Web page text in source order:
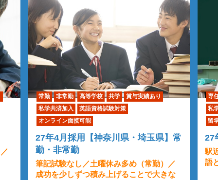
常勤 非常勤 高等学校 共学
賞与実績あり
私学共済加入
英語資格試験対策
オンライン面接可能
27年4月採用【神奈川県・埼玉県】常
勤・非常勤
筆記試験なし／土曜休み多め（常勤）／
成功を少しずつ積み上げることで大きな
専
私
留
27
駅
語